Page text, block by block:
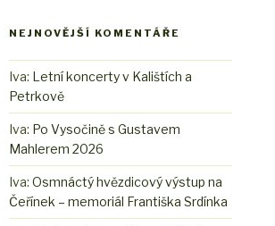
NEJNOVĚJŠÍ KOMENTÁŘE
Iva: Letní koncerty v Kalištích a
Petrkově
Iva: Po Vysočině s Gustavem
Mahlerem 2026
Iva:Osmnáctý hvězdicový výstup na
Čeřínek – memoriál Františka Srdínka